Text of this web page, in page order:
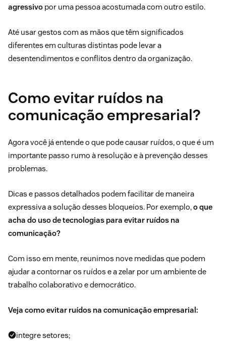
agressivo por uma pessoa acostumada com outro estilo.
Até usar gestos com as mãos que têm significados
diferentes em culturas distintas pode levar a
desentendimentos econflitos dentro da organização.
Como evitar ruídos na
comunicação empresarial?
Agora você já entende o que pode causar ruídos, o que é um
importante passo rumo à resolução e à prevenção desses
problemas.
Dicas e passos detalhados podem facilitar de maneira
expressiva a solução desses bloqueios. Por exemplo,o que
acha do uso de tecnologias para evitar ruídos na
comunicação?
Com isso em mente, reunimos nove medidas que podem
ajudar a contornar os ruídos e a zelar por um ambiente de
trabalho colaborativo e democrático.
Veja como evitar ruídos na comunicação empresarial:
integre setores;